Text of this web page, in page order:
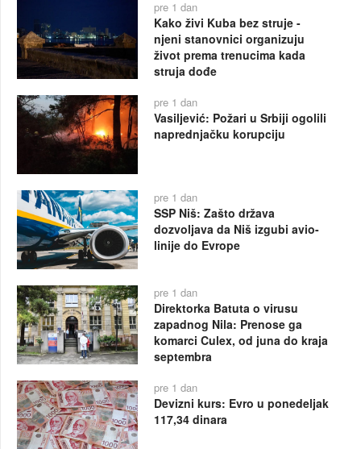
pre 1 dan
Kako živi Kuba bez struje -
njeni stanovnici organizuju
život prema trenucima kada
struja dođe
pre 1 dan
Vasiljević: Požari u Srbiji ogolili
naprednjačku korupciju
pre 1 dan
SSP Niš: Zašto država
dozvoljava da Niš izgubi avio-
linije do Evrope
pre 1 dan
Direktorka Batuta o virusu
zapadnog Nila: Prenose ga
komarci Culex, od juna do kraja
septembra
pre 1 dan
Devizni kurs: Evro u ponedeljak
117,34 dinara